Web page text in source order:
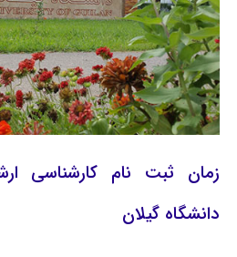
دانشگاه گیلان